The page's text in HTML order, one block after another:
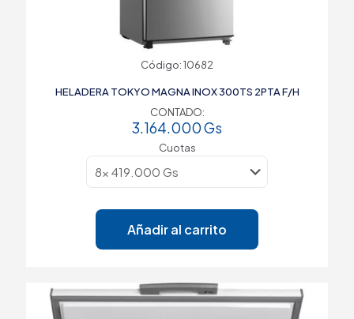
Código: 10682
HELADERA TOKYO MAGNA INOX 300TS 2PTA F/H
CONTADO:
3.164.000Gs
Cuotas
Añadir al carrito